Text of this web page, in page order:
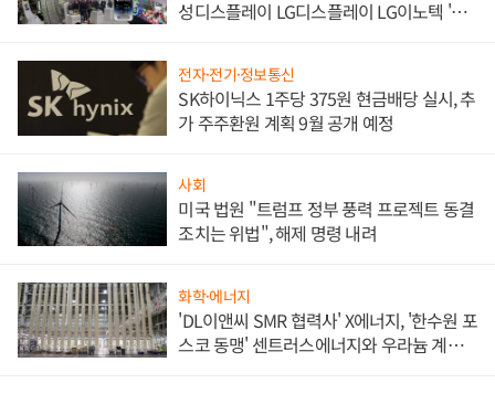
성디스플레이 LG디스플레이 LG이노텍 '탈
전자·전기·정보통신
SK하이닉스 1주당 375원 현금배당 실시, 추
가 주주환원 계획 9월 공개 예정
사회
미국 법원 "트럼프 정부 풍력 프로젝트 동결
조치는 위법", 해제 명령 내려
화학·에너지
'DL이앤씨 SMR 협력사' X에너지, '한수원 포
스코 동맹' 센트러스에너지와 우라늄 계약